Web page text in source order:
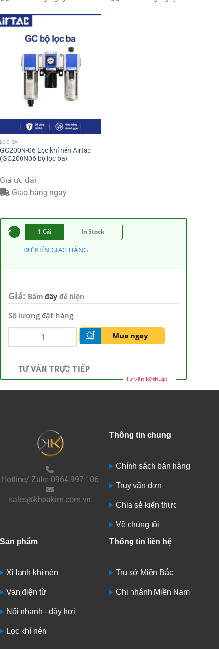
LỌC BA
GC200N-06 Lọc khí nén Airtac
(GC200N06 bộ lọc ba)
Giá ưu đãi
Giao hàng ngay
1 Cái In Stock
DỰ KIẾN GIAO HÀNG
Giá: Bấm đây để hiện
Số lượng đặt hàng
Mua ngay
TƯ VẤN TRỰC TIẾP
Tư vấn kỹ thuật
Hotline/ Zalo: 0964.997.106
sales@khoakim.com.vn
Thông tin chung
Chính sách bán hàng
Truy vấn đơn
Chia sẻ kiến thưc
Về chúng tôi
Sản phẩm
Xi lanh khí nén
Van điện từ
Nối nhanh - dây hơi
Lọc khí nén
Thông tin liên hệ
Trụ sở Miền Bắc
Chi nhánh Miền Nam